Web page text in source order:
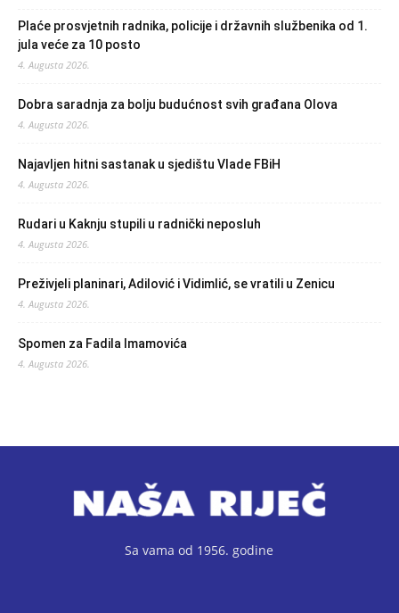
Plaće prosvjetnih radnika, policije i državnih službenika od 1.
jula veće za 10 posto
4. Augusta 2026.
Dobra saradnja za bolju budućnost svih građana Olova
4. Augusta 2026.
Najavljen hitni sastanak u sjedištu Vlade FBiH
4. Augusta 2026.
Rudari u Kaknju stupili u radnički neposluh
4. Augusta 2026.
Preživjeli planinari, Adilović i Vidimlić, se vratili u Zenicu
4. Augusta 2026.
Spomen za Fadila Imamovića
4. Augusta 2026.
Sa vama od 1956. godine